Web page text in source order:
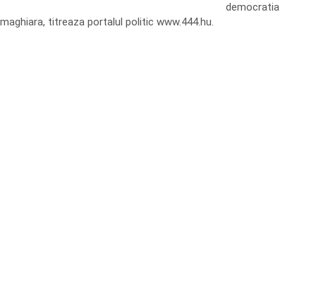
democratia
maghiara, titreaza portalul politic www.444.hu.